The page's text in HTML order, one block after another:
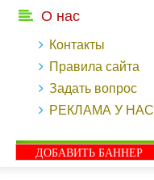
О нас
Контакты
Правила сайта
Задать вопрос
РЕКЛАМА У НАС
ДОБАВИТЬ БАННЕР